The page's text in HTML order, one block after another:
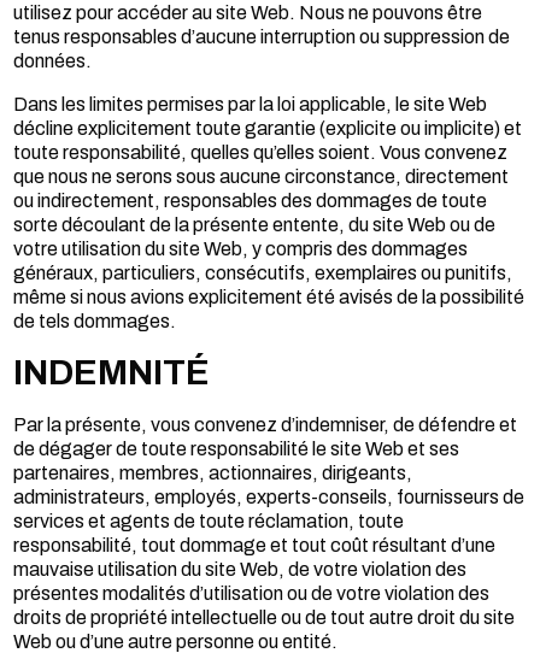
utilisez pour accéder au site Web. Nous ne pouvons être
tenus responsables d’aucune interruption ou suppression de
données.
Dans les limites permises par la loi applicable, le site Web
décline explicitement toute garantie (explicite ou implicite) et
toute responsabilité, quelles qu’elles soient. Vous convenez
que nous ne serons sous aucune circonstance, directement
ou indirectement, responsables des dommages de toute
sorte découlant de la présente entente, du site Web ou de
votre utilisation du site Web, y compris des dommages
généraux, particuliers, consécutifs, exemplaires ou punitifs,
même si nous avions explicitement été avisés de la possibilité
de tels dommages.
INDEMNITÉ
Par la présente, vous convenez d’indemniser, de défendre et
de dégager de toute responsabilité le site Web et ses
partenaires, membres, actionnaires, dirigeants,
administrateurs, employés, experts-conseils, fournisseurs de
services et agents de toute réclamation, toute
responsabilité, tout dommage et tout coût résultant d’une
mauvaise utilisation du site Web, de votre violation des
présentes modalités d’utilisation ou de votre violation des
droits de propriété intellectuelle ou de tout autre droit du site
Web ou d’une autre personne ou entité.